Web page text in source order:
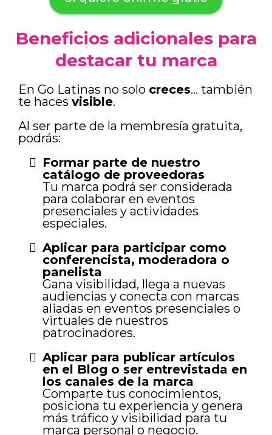
Beneficios adicionales para
destacar tu marca
En Go Latinas no solo creces… también
te haces visible.
Al ser parte de la membresía gratuita,
podrás:
Formar parte de nuestro
catálogo de proveedoras
Tu marca podrá ser considerada
para colaborar en eventos
presenciales y actividades
especiales.
Aplicar para participar como
conferencista, moderadora o
panelista
Gana visibilidad, llega a nuevas
audiencias y conecta con marcas
aliadas en eventos presenciales o
virtuales de nuestros
patrocinadores.
Aplicar para publicar artículos
en el Blog o ser entrevistada en
los canales de la marca
Comparte tus conocimientos,
posiciona tu experiencia y genera
más tráfico y visibilidad para tu
marca personal o negocio.